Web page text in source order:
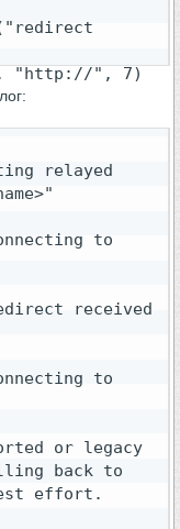
"http://", 7)
uri[i];
-
relayed
to
received
to
or legacy
back to
effort.